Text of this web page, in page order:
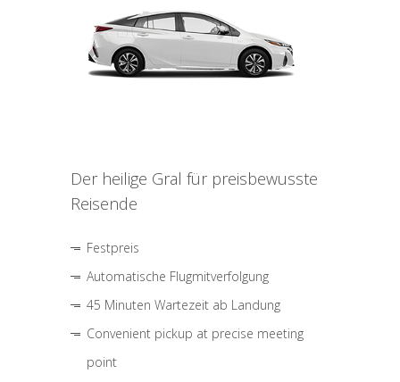
Der heilige Gral für preisbewusste
Reisende
Festpreis
Automatische Flugmitverfolgung
45 Minuten Wartezeit ab Landung
Convenient pickup at precise meeting
point